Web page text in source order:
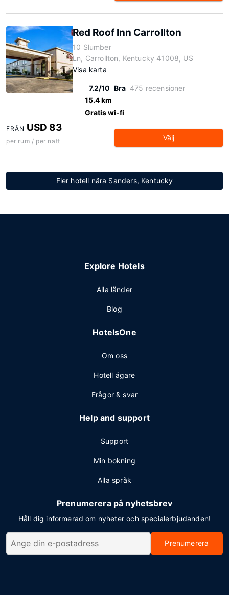
Red Roof Inn Carrollton
10 Slumber
Ln, Carrollton, Kentucky 41008, US
Visa karta
7.2/10 Bra 475 recensioner
15.4 km
Gratis wi-fi
FRÅN USD 83
per rum / per natt Välj
Fler hotell nära Sanders, Kentucky
Explore Hotels
Alla länder
Blog
HotelsOne
Om oss
Hotell ägare
Frågor & svar
Help and support
Support
Min bokning
Alla språk
Prenumerera på nyhetsbrev
Håll dig informerad om nyheter och specialerbjudanden!
Prenumerera